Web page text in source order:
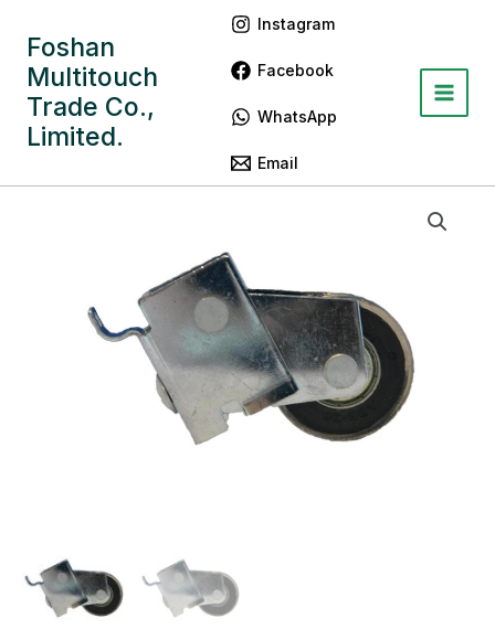
Foshan
Multitouch
Trade Co.,
Limited.
Instagram
Facebook
WhatsApp
Email